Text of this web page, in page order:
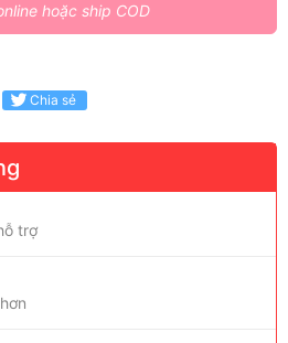
hoặc ship COD
Chia sẻ
trợ